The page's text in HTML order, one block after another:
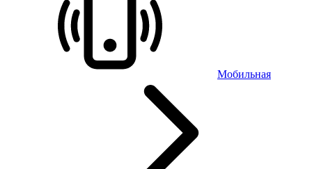
Мобильная